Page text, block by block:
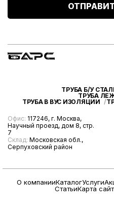
Офис: 117246, г. Москва,
Научный проезд, дом 8, стр.
7
Склад: Московская обл.,
Серпуховский район
ТРУБА Б/У
ТРУБА
ТРУБА В ВУС ИЗОЛЯЦИИ
О компанииКаталогУслуги
СтатьиКарта